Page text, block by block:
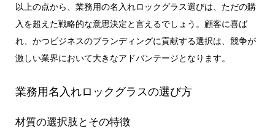
以上の点から、業務用の名入れロックグラス選びは、ただの購
入を超えた戦略的な意思決定と言えるでしょう。顧客に喜ば
れ、かつビジネスのブランディングに貢献する選択は、競争が
激しい業界において大きなアドバンテージとなります。
業務用名入れロックグラスの選び方
材質の選択肢とその特徴